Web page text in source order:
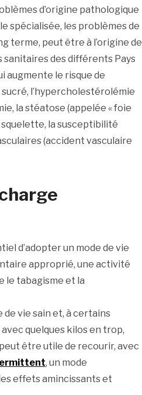
d’origine pathologique
spécialisée, les problèmes de
terme, peut être à l’origine de
sanitaires des différents Pays
le risque de
l’hypercholestérolémie
la stéatose (appelée « foie
squelette, la susceptibilité
(accident vasculaire
d’adopter un mode de vie
approprié, une activité
le tabagisme et la
de vie sain et, à certains
quelques kilos en trop,
être utile de recourir, avec
, un mode
effets amincissants et